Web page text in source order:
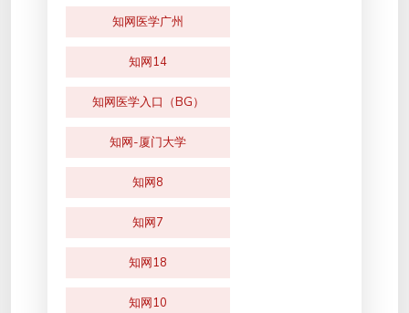
知网医学广州
知网14
知网医学入口（BG）
知网-厦门大学
知网8
知网7
知网18
知网10